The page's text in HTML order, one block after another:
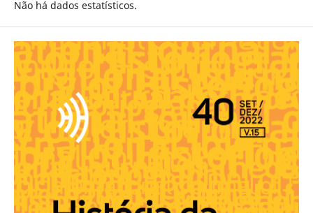
Não há dados estatísticos.